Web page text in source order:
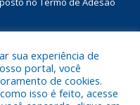
RECEBEDORAS)
de gêneros
dispensa de licitação, no
– modalidade
doação às instituições
sua experiência de
portal, você
de cookies.
isso é feito, acesse